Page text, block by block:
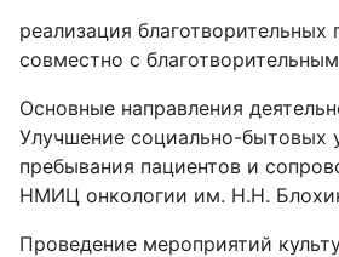
реализация благотворительных
совместно с
Основные направления
Улучшение социально-бытовых
пребывания пациентов и
НМИЦ онкологии им. Н.Н.
Проведение мероприятий